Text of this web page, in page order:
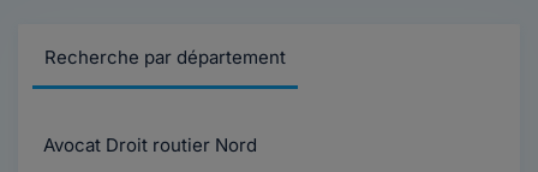
Recherche par département
Avocat Droit routier Nord